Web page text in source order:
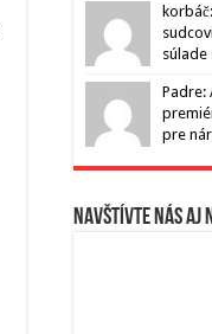
súlade
Padre:
pre
Navštívte nás aj